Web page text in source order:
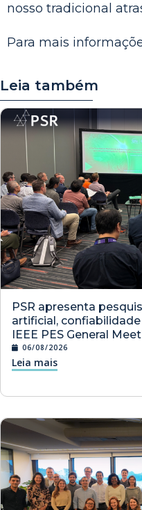
nosso tradicional
Para mais
Leia também
PSR apresenta
artificial,
IEEE PES General
06/08/2026
Leia mais